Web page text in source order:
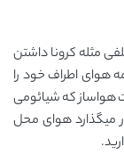
مثله کرونا داشتن
هوای اطراف خود را
هواساز که شیائومی
میگذارد هوای محل